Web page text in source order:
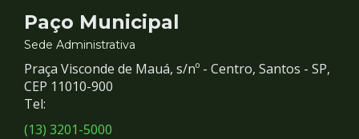
Contato
e
Redes
Sociais
Paço Municipal
Sede Administrativa
Praça Visconde de Mauá, s/nº - Centro, Santos - SP,
CEP 11010-900
Tel:
(13) 3201-5000